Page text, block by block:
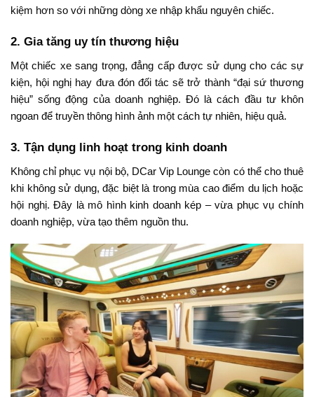
kiệm hơn so với những dòng xe nhập khẩu nguyên chiếc.
2. Gia tăng uy tín thương hiệu
Một chiếc xe sang trọng, đẳng cấp được sử dụng cho các sự
kiện, hội nghị hay đưa đón đối tác sẽ trở thành “đại sứ thương
hiệu” sống động của doanh nghiệp. Đó là cách đầu tư khôn
ngoan để truyền thông hình ảnh một cách tự nhiên, hiệu quả.
3. Tận dụng linh hoạt trong kinh doanh
Không chỉ phục vụ nội bộ, DCar Vip Lounge còn có thể cho thuê
khi không sử dụng, đặc biệt là trong mùa cao điểm du lịch hoặc
hội nghị. Đây là mô hình kinh doanh kép – vừa phục vụ chính
doanh nghiệp, vừa tạo thêm nguồn thu.